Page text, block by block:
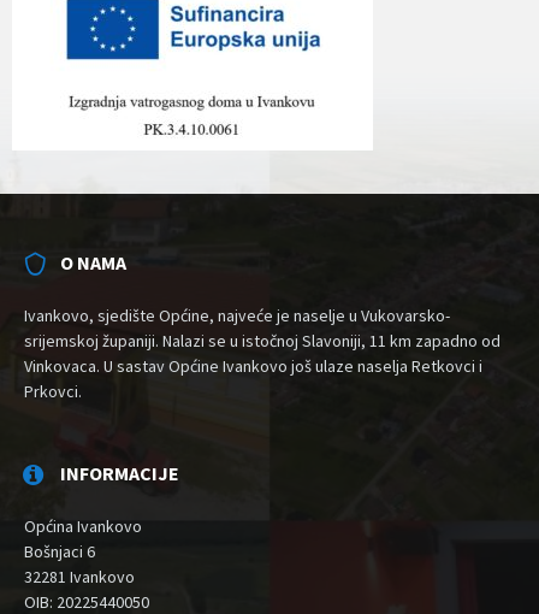
O NAMA
Ivankovo, sjedište Općine, najveće je naselje u Vukovarsko-
srijemskoj županiji. Nalazi se u istočnoj Slavoniji, 11 km zapadno od
Vinkovaca. U sastav Općine Ivankovo još ulaze naselja Retkovci i
Prkovci.
INFORMACIJE
Općina Ivankovo
Bošnjaci 6
32281 Ivankovo
OIB: 20225440050